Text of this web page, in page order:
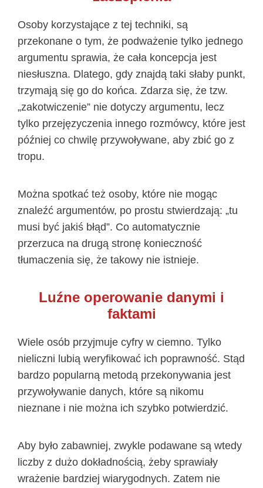
Osoby korzystające z tej techniki, są
przekonane o tym, że podważenie tylko jednego
argumentu sprawia, że cała koncepcja jest
niesłuszna. Dlatego, gdy znajdą taki słaby punkt,
trzymają się go do końca. Zdarza się, że tzw.
„zakotwiczenie” nie dotyczy argumentu, lecz
tylko przejęzyczenia innego rozmówcy, które jest
później co chwilę przywoływane, aby zbić go z
tropu.
Można spotkać też osoby, które nie mogąc
znaleźć argumentów, po prostu stwierdzają: „tu
musi być jakiś błąd”. Co automatycznie
przerzuca na drugą stronę konieczność
tłumaczenia się, że takowy nie istnieje.
Luźne operowanie danymi i
faktami
Wiele osób przyjmuje cyfry w ciemno. Tylko
nieliczni lubią weryfikować ich poprawność. Stąd
bardzo popularną metodą przekonywania jest
przywoływanie danych, które są nikomu
nieznane i nie można ich szybko potwierdzić.
Aby było zabawniej, zwykle podawane są wtedy
liczby z dużo dokładnością, żeby sprawiały
wrażenie bardziej wiarygodnych. Zatem nie